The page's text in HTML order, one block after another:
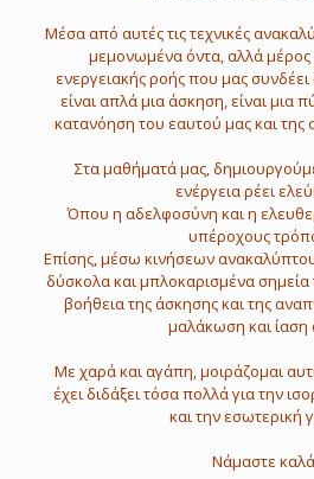
Μέσα από αυτές τις τεχνικές
μεμονωμένα όντα, αλλά μέρος
ενεργειακής ροής που μας
είναι απλά μια άσκηση, είναι μια
κατανόηση του εαυτού μας και της
Στα μαθήματά μας,
ενέργεια ρέει
Όπου η αδελφοσύνη και η
υπέροχους
Επίσης, μέσω κινήσεων
δύσκολα και μπλοκαρισμένα
βοήθεια της άσκησης και της
μαλάκωση και ίαση
Με χαρά και αγάπη, μοιράζομαι
έχει διδάξει τόσα πολλά για την
και την εσωτερική
Νάμαστε καλά